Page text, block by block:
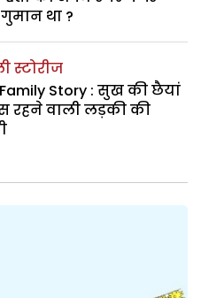
था ?
स्टोरीज
Story : सुख की छैयां
रहने वाली लड़की की